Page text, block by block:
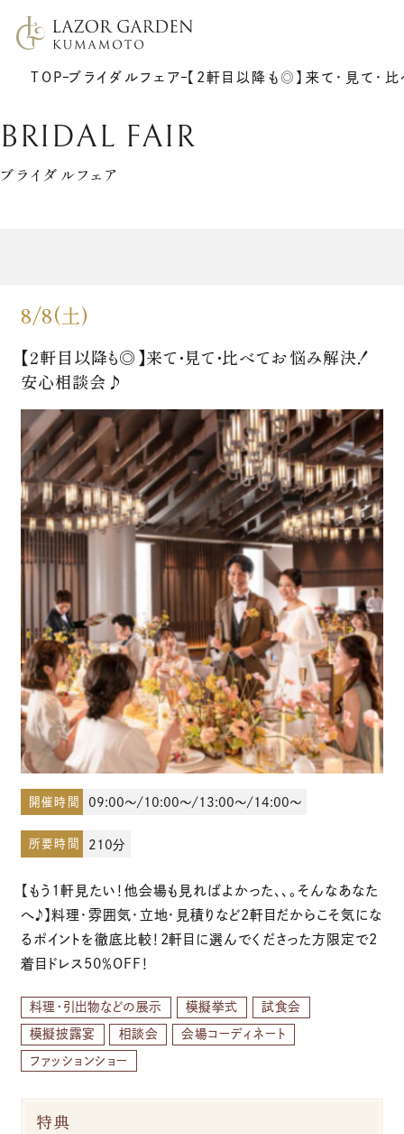
7F リアトゥーナ
6F グラシエント
サポート
料理
衣裳
ギャラリー
ゲストの皆さまへ
少人数結婚式のご案内
ご宴会・会議でのご利用
コマーシャル撮影施設貸しのご案内
来館予約
資料請求
プラン
ブライダルフェア
お電話でのご予約・お問い合わせ
096-319-2022
平日12:00-19:00
土日祝9:00-19:00（火・水曜日定休）
TOP ブライダルフェア 【2軒目以降も◎】来て・見て・
BRIDAL FAIR
ブライダルフェア
8/8(土)
【2軒目以降も◎】来て・見て・比べてお悩み解決！
安心相談会♪
開催時間 09:00～/10:00～/13:00～/14:00～
所要時間 210分
【もう1軒見たい！他会場も見ればよかった、、。そんなあなた
へ♪】料理・雰囲気・立地・見積りなど2軒目だからこそ気にな
るポイントを徹底比較！2軒目に選んでくださった方限定で2
着目ドレス50％OFF！
料理・引出物などの展示 模擬挙式 試食会
模擬披露宴 相談会 会場コーディネート
ファッションショー
特典